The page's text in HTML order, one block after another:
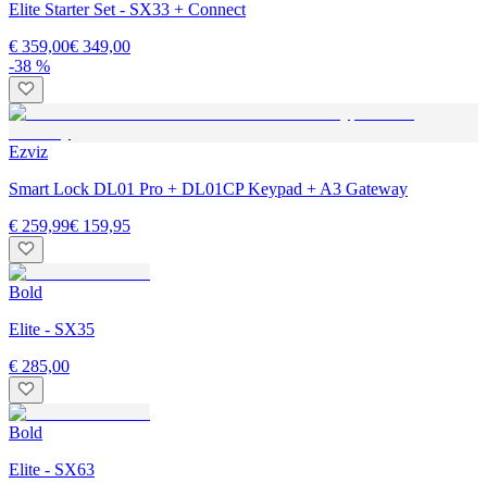
Elite Starter Set - SX33 + Connect
€ 359,00€ 349,00
-38 %
Ezviz
Smart Lock DL01 Pro + DL01CP Keypad + A3 Gateway
€ 259,99€ 159,95
Bold
Elite - SX35
€ 285,00
Bold
Elite - SX63